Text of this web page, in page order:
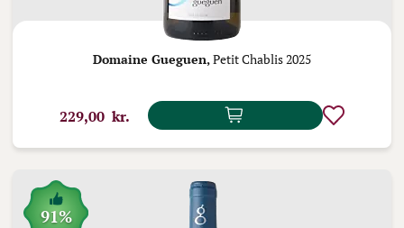
Domaine Gueguen,Petit Chablis 2025
229,00 kr.
91%